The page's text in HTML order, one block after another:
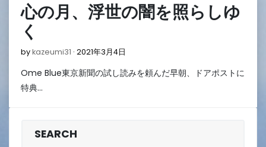
心の月、浮世の闇を照らしゆ
く
bykazeumi31 2021年3月4日
3
Ome Blue東京新聞の試し読みを頼んだ早朝、ドアポストに
特典…
SEARCH